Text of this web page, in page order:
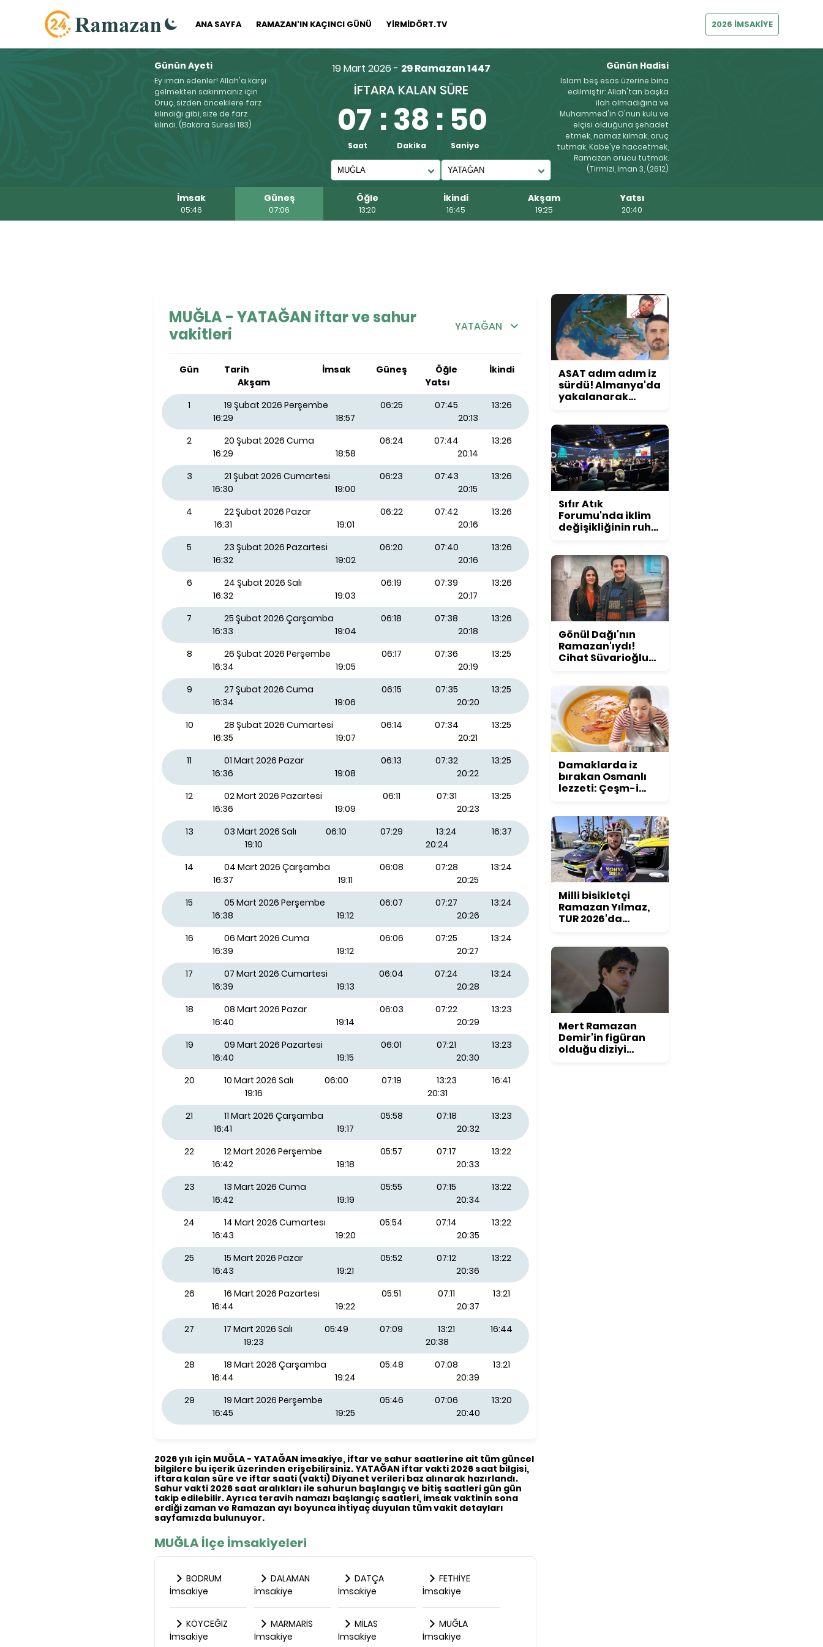
ANA SAYFA RAMAZAN'IN KAÇINCI GÜNÜ YİRMİDÖRT.TV 2026 İMSAKİYE
Günün Ayeti
Ey iman edenler! Allah'a karşı
gelmekten sakınmanız için
Oruç, sizden öncekilere farz
kılındığı gibi, size de farz
kılındı. (Bakara Suresi 183)
19 Mart 2026 - 29 Ramazan 1447
İFTARA KALAN SÜRE
07 :38 : 50
Saat Dakika Saniye
Günün Hadisi
İslam beş esas üzerine bina
edilmiştir: Allah'tan başka
ilah olmadığına ve
Muhammed'in O'nun kulu ve
elçisi olduğuna şehadet
etmek, namaz kılmak, oruç
tutmak, Kabe'ye haccetmek,
Ramazan orucu tutmak.
(Tirmizi, İman 3, (2612)
İmsak
05:46
Güneş
07:06
Öğle
13:20
İkindi
16:45
Akşam
19:25
Yatsı
20:40
MUĞLA - YATAĞAN iftar ve sahur
vakitleri
YATAĞAN
Gün Tarih İmsak Güneş Öğle
İkindi
Akşam
Yatsı
1
19 Şubat 2026 Perşembe 06:25 07:45
13:26
16:29
18:57
20:13
2
20 Şubat 2026 Cuma 06:24 07:44
13:26
16:29
18:58
20:14
3
21 Şubat 2026 Cumartesi 06:23 07:43
13:26
16:30
19:00
20:15
4
22 Şubat 2026 Pazar 06:22 07:42
13:26
16:31
19:01
20:16
5
23 Şubat 2026 Pazartesi 06:20 07:40
13:26
16:32
19:02
20:16
6
24 Şubat 2026 Salı 06:19 07:39
13:26
16:32
19:03
20:17
7
25 Şubat 2026 Çarşamba 06:18 07:38
13:26
16:33
19:04
20:18
8
26 Şubat 2026 Perşembe 06:17 07:36
13:25
16:34
19:05
20:19
9
27 Şubat 2026 Cuma 06:15 07:35
13:25
16:34
19:06
20:20
10
28 Şubat 2026 Cumartesi 06:14 07:34
13:25
16:35
19:07
20:21
11
01 Mart 2026 Pazar 06:13 07:32
13:25
16:36
19:08
20:22
12
02 Mart 2026 Pazartesi 06:11 07:31
13:25
16:36
19:09
20:23
13
03 Mart 2026 Salı 06:10 07:29 13:24
16:37
19:10
20:24
14
04 Mart 2026 Çarşamba 06:08 07:28
13:24
16:37
19:11
20:25
15
05 Mart 2026 Perşembe 06:07 07:27
13:24
16:38
19:12
20:26
16
06 Mart 2026 Cuma 06:06 07:25
13:24
16:39
19:12
20:27
17
07 Mart 2026 Cumartesi 06:04 07:24
13:24
16:39
19:13
20:28
18
08 Mart 2026 Pazar 06:03 07:22
13:23
16:40
19:14
20:29
19
09 Mart 2026 Pazartesi 06:01 07:21
13:23
16:40
19:15
20:30
20
10 Mart 2026 Salı 06:00 07:19 13:23
16:41
19:16
20:31
21
11 Mart 2026 Çarşamba 05:58 07:18
13:23
16:41
19:17
20:32
22
12 Mart 2026 Perşembe 05:57 07:17
13:22
16:42
19:18
20:33
23
13 Mart 2026 Cuma 05:55 07:15
13:22
16:42
19:19
20:34
24
14 Mart 2026 Cumartesi 05:54 07:14
13:22
16:43
19:20
20:35
25
15 Mart 2026 Pazar 05:52 07:12
13:22
16:43
19:21
20:36
26
16 Mart 2026 Pazartesi 05:51 07:11
13:21
16:44
19:22
20:37
27
17 Mart 2026 Salı 05:49 07:09 13:21
16:44
19:23
20:38
28
18 Mart 2026 Çarşamba 05:48 07:08
13:21
16:44
19:24
20:39
29
19 Mart 2026 Perşembe 05:46 07:06
13:20
16:45
19:25 20:40
2026 yılı için MUĞLA - YATAĞAN imsakiye, iftar ve sahur saatlerine ait tüm güncel
bilgilere bu içerik üzerinden erişebilirsiniz. YATAĞAN iftar vakti 2026 saat bilgisi,
iftara kalan süre ve iftar saati (vakti) Diyanet verileri baz alınarak hazırlandı.
Sahur vakti 2026 saat aralıkları ile sahurun başlangıç ve bitiş saatleri gün gün
takip edilebilir. Ayrıca teravih namazı başlangıç saatleri, imsak vaktinin sona
erdiği zaman ve Ramazan ayı boyunca ihtiyaç duyulan tüm vakit detayları
sayfamızda bulunuyor.
MUĞLA İlçe İmsakiyeleri
BODRUM
İmsakiye
DALAMAN
İmsakiye
DATÇA
İmsakiye
FETHİYE
İmsakiye
KÖYCEĞİZ
İmsakiye
MARMARİS
İmsakiye
MİLAS
İmsakiye
MUĞLA
İmsakiye
ASAT adım adım iz
sürdü! Almanya'da
yakalanarak
Sıfır Atık
Forumu'nda iklim
değişikliğinin ruh
Gönül Dağı'nın
Ramazan'ıydı!
Cihat Süvarioğlu
oluyor!
Damaklarda iz
bırakan Osmanlı
lezzeti: Çeşm-i
Milli bisikletçi
Ramazan Yılmaz,
TUR 2026'da
Mert Ramazan
Demir'in figüran
olduğu diziyi